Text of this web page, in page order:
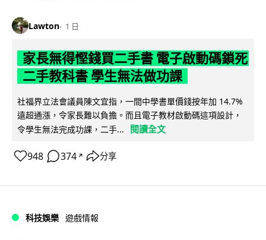
Lawton 1 日
家長無得慳錢買二手書 電子啟動碼鎖死
二手教科書 學生無法做功課
社福界立法會議員陳文宜指，一間中學書單價錢按年加 14.7%
遠超通漲，令家長難以負擔。而且電子教材啟動碼這項設計，
令學生無法完成功課，二手...
閱讀全文
948 374 ↗ 分享
科技娛樂 遊戲情報